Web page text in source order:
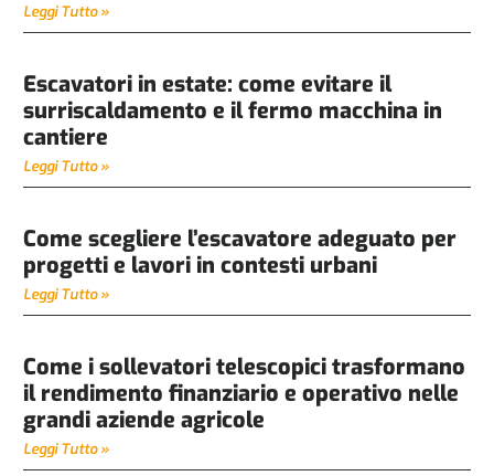
Leggi Tutto »
Escavatori in estate: come evitare il
surriscaldamento e il fermo macchina in
cantiere
Leggi Tutto »
Come scegliere l’escavatore adeguato per
progetti e lavori in contesti urbani
Leggi Tutto »
Come i sollevatori telescopici trasformano
il rendimento finanziario e operativo nelle
grandi aziende agricole
Leggi Tutto »